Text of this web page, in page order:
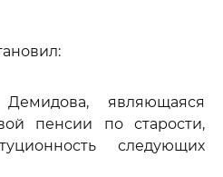
являющаяся
пенсии по старости,
следующих